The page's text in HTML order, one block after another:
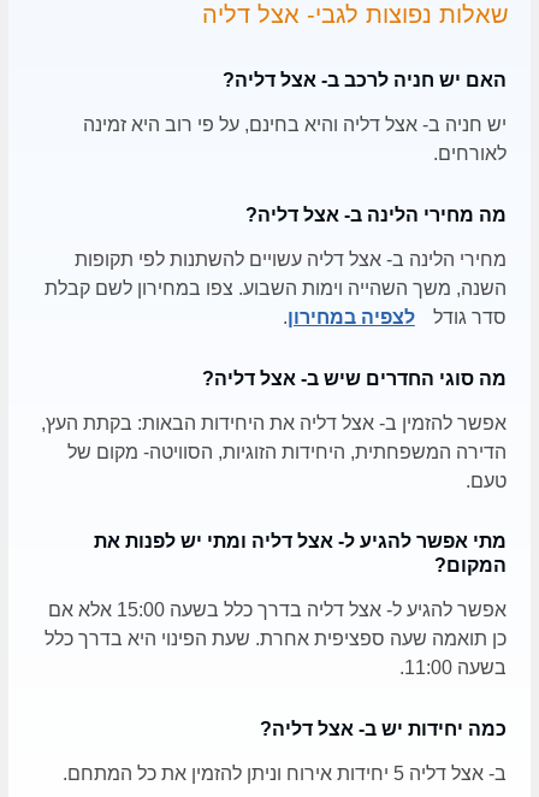
שאלות נפוצות לגבי- אצל דליה
האם יש חניה לרכב ב- אצל דליה?
יש חניה ב- אצל דליה והיא בחינם, על פי רוב היא זמינה
לאורחים.
מה מחירי הלינה ב- אצל דליה?
מחירי הלינה ב- אצל דליה עשויים להשתנות לפי תקופות
השנה, משך השהייה וימות השבוע. צפו במחירון לשם קבלת
סדר גודל
לצפיה במחירון.
מה סוגי החדרים שיש ב- אצל דליה?
אפשר להזמין ב- אצל דליה את היחידות הבאות: בקתת העץ,
הדירה המשפחתית, היחידות הזוגיות, הסוויטה- מקום של
טעם.
מתי אפשר להגיע ל- אצל דליה ומתי יש לפנות את
המקום?
אפשר להגיע ל- אצל דליה בדרך כלל בשעה 15:00 אלא אם
כן תואמה שעה ספציפית אחרת. שעת הפינוי היא בדרך כלל
בשעה 11:00.
כמה יחידות יש ב- אצל דליה?
ב- אצל דליה 5 יחידות אירוח וניתן להזמין את כל המתחם.